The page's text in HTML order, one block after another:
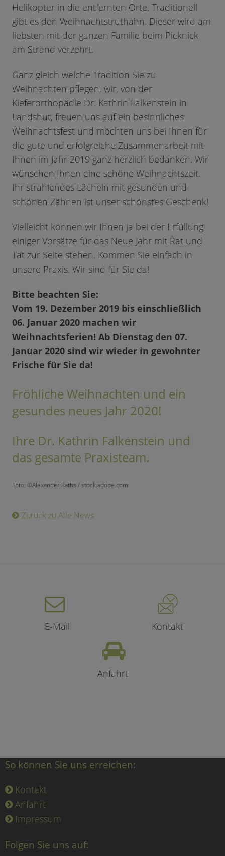
Helikopter in die entfernten Orte. Traditionell
gibt es den Weihnachtstruthahn. Dieser wird am
liebsten mit der ganzen Familie beim Picknick
am Strand verzehrt.
Ganz gleich welche Tradition Sie zu
Weihnachten pflegen, wir, von der
Kieferorthopädie Dr. Kathrin Falkenstein in
Landshut, freuen uns auf ein besinnliches
Weihnachtsfest und möchten uns bei Ihnen für
die gute und erfolgreiche Zusammenarbeit mit
Ihnen im Jahr 2019 ganz herzlich bedanken. Wir
wünschen Ihnen eine schöne Weihnachtszeit.
Ihr strahlendes Lächeln mit gesunden und
schönen Zähnen ist unser schönstes Geschenk!
Vielleicht können wir Ihnen ja bei der Erfüllung
einiger Vorsätze für das Neue Jahr mit Rat und
Tat zur Seite stehen. Kommen Sie einfach in
unsere Praxis. Wir sind für Sie da!
Bitte beachten Sie:
Vom 19. Dezember 2019 bis einschließlich
06. Januar 2020 machen wir
Weihnachtsferien! Ab Dienstag den 07.
Januar 2020 sind wir wieder in gewohnter
Frische für Sie da!
Fröhliche Weihnachten und ein
gesundes neues Jahr 2020!
Ihre Dr. Kathrin Falkenstein und
das gesamte Praxisteam.
Foto: ©Alexander Raths / stock.adobe.com
Zurück zu Alle News
E-Mail Kontakt
Anfahrt
So können Sie uns erreichen:
Kontakt
Anfahrt
Impressum
Folgen Sie uns auf: